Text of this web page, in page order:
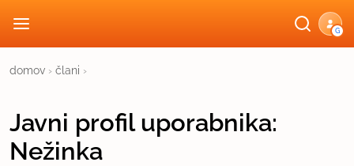
G
domov › člani ›
Javni profiluporabnika:
Nežinka